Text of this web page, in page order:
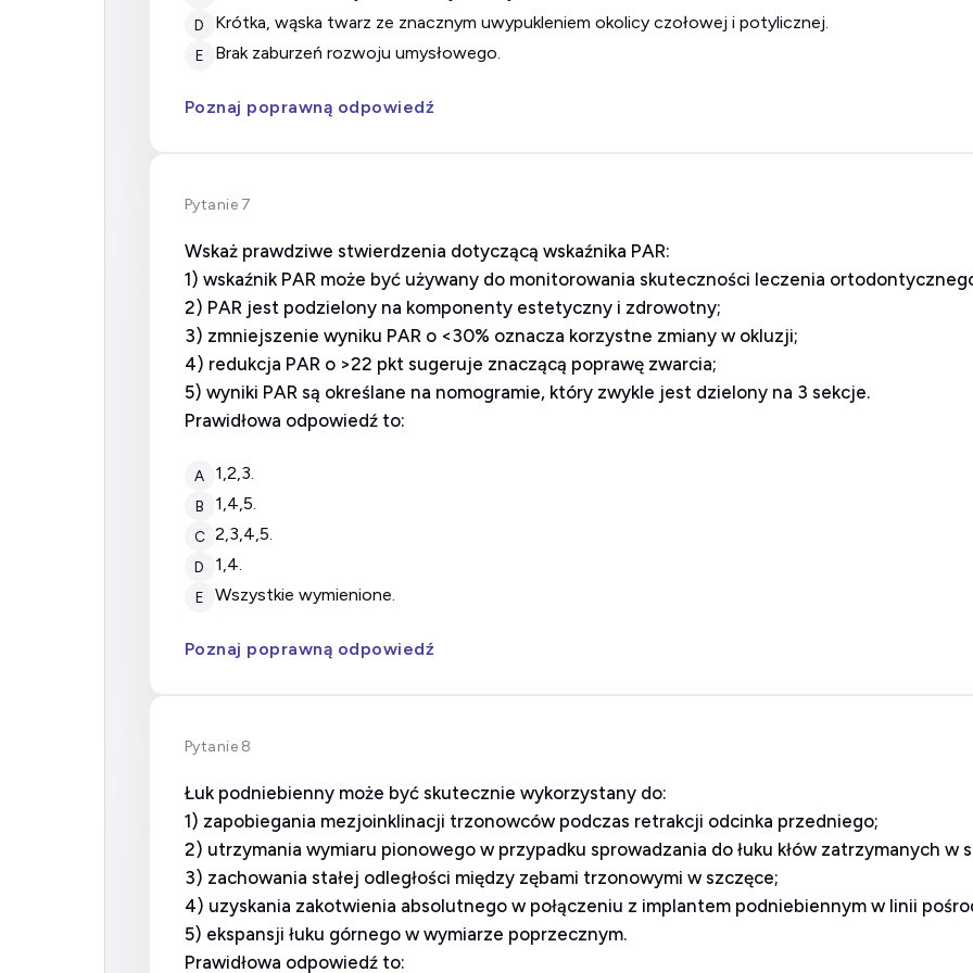
D krótka, wąska twarz ze znacznym uwypukleniem okolicy czołowej i potylicznej.
E brak zaburzeń rozwoju umysłowego.
Poznaj poprawną odpowiedź
Pytanie 7
Wskaż prawdziwe stwierdzenia dotyczącą wskaźnika PAR:
1) wskaźnik PAR może być używany do monitorowania skuteczności leczenia
2) PAR jest podzielony na komponenty estetyczny i zdrowotny;
3) zmniejszenie wyniku PAR o <30% oznacza korzystne zmiany w okluzji;
4) redukcja PAR o >22 pkt sugeruje znaczącą poprawę zwarcia;
5) wyniki PAR są określane na nomogramie, który zwykle jest dzielony na 3 sekcje.
Prawidłowa odpowiedź to:
A 1,2,3.
B 1,4,5.
C 2,3,4,5.
D 1,4.
E wszystkie wymienione.
Poznaj poprawną odpowiedź
Pytanie 8
Łuk podniebienny może być skutecznie wykorzystany do:
1) zapobiegania mezjoinklinacji trzonowców podczas retrakcji odcinka przedniego;
2) utrzymania wymiaru pionowego w przypadku sprowadzania do łuku kłów zatrzymanych w
3) zachowania stałej odległości między zębami trzonowymi w szczęce;
4) uzyskania zakotwienia absolutnego w połączeniu z implantem podniebiennym w linii
5) ekspansji łuku górnego w wymiarze poprzecznym.
Prawidłowa odpowiedź to: